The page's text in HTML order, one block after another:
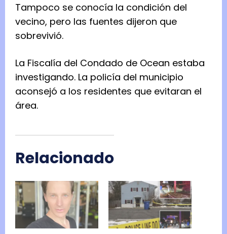
Tampoco se conocía la condición del
vecino, pero las fuentes dijeron que
sobrevivió.
La Fiscalía del Condado de Ocean estaba
investigando. La policía del municipio
aconsejó a los residentes que evitaran el
área.
Relacionado